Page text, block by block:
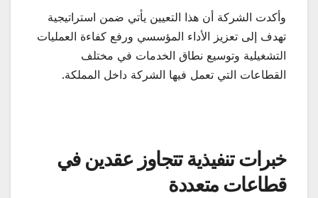
وأكدت الشركة أن هذا التعيين يأتي ضمن استراتيجية
تهدف إلى تعزيز الأداء المؤسسي ورفع كفاءة العمليات
التشغيلية وتوسيع نطاق الخدمات في مختلف
القطاعات التي تعمل فيها الشركة داخل المملكة.
خبرات تنفيذية تتجاوز عقدين في
قطاعات متعددة